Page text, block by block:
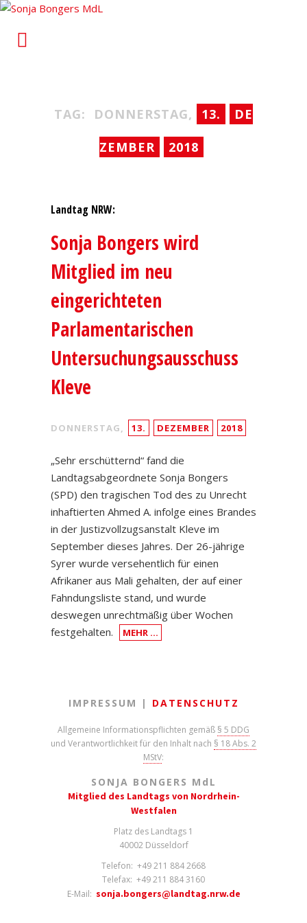
Sonja Bongers MdL
TAG: DONNERSTAG, 13.
DE
ZEMBER
2018
Landtag NRW:
Sonja Bongers wird
Mitglied im neu
eingerichteten
Parlamentarischen
Untersuchungsausschuss
Kleve
DONNERSTAG, 13. DEZEMBER 2018
„Sehr erschütternd“ fand die
Landtagsabgeordnete Sonja Bongers
(SPD) den tragischen Tod des zu Unrecht
inhaftierten Ahmed A. infolge eines Brandes
in der Justizvollzugsanstalt Kleve im
September dieses Jahres. Der 26-jährige
Syrer wurde versehentlich für einen
Afrikaner aus Mali gehalten, der auf einer
Fahndungsliste stand, und wurde
deswegen unrechtmäßig über Wochen
festgehalten.
MEHR …
IMPRESSUM | DATENSCHUTZ
Allgemeine Informationspflichten gemäß § 5 DDG
und Verantwortlichkeit für den Inhalt nach § 18 Abs. 2
MStV:
SONJA BONGERS M d L
Mitglied des Landtags von Nordrhein-
Westfalen
Platz des Landtags 1
40002 Düsseldorf
Telefon: +49 211 884 2668
Telefax: +49 211 884 3160
E-Mail: sonja.bongers@landtag.nrw.de